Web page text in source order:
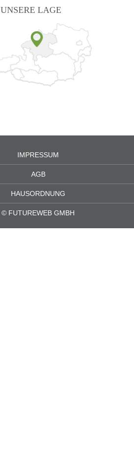
UNSERE LAGE
IMPRESSUM
AGB
HAUSORDNUNG
© FUTUREWEB GMBH